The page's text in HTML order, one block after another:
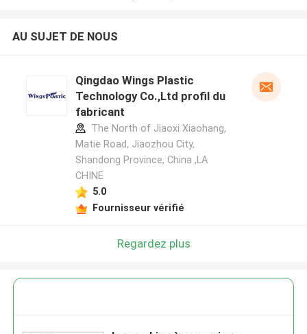
AU SUJET DE NOUS
Qingdao Wings Plastic
Technology Co.,Ltd profil du
fabricant
The North of Jiaoxi Xiaohang,
Matie Road, Jiaozhou City,
Shandong Province, China ,LA
CHINE
5.0
Fournisseur vérifié
Regardez plus